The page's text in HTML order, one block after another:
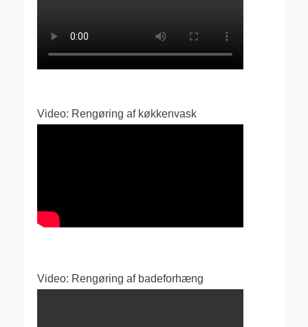
Video: Rengøring af køkkenvask
Video: Rengøring af badeforhæng